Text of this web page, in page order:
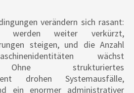
verändern sich rasant:
werden weiter verkürzt,
steigen, und die Anzahl
wächst
Ohne strukturiertes
drohen Systemausfälle,
ein enormer administrativer